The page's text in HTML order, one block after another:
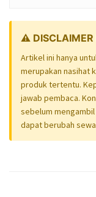
⚠️ DISCLAIMER
Artikel ini hanya
merupakan nasihat
produk tertentu.
jawab pembaca.
sebelum
dapat berubah